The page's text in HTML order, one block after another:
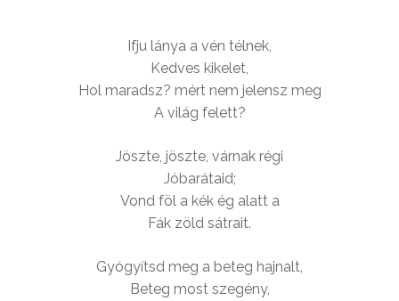
Ifju lánya a vén télnek,
Kedves kikelet,
Hol maradsz? mért nem jelensz meg
A világ felett?
Jöszte, jöszte, várnak régi
Jóbarátaid;
Vond föl a kék ég alatt a
Fák zöld sátrait.
Gyógyítsd meg a beteg hajnalt,
Beteg most szegény,